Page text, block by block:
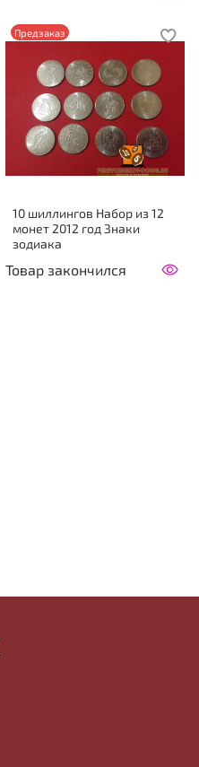
Предзаказ
10 шиллингов Набор из 12
монет 2012 год Знаки
зодиака
Товар закончился